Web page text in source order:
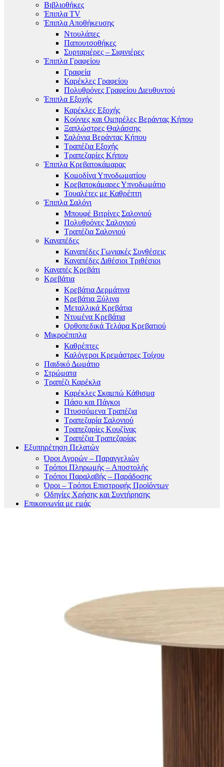
Βιβλιοθήκες
Έπιπλα TV
Έπιπλα Αποθήκευσης
Ντουλάπες
Παπουτσοθήκες
Συρταριέρες – Σιφινιέρες
Έπιπλα Γραφείου
Γραφεία
Καρέκλες Γραφείου
Πολυθρόνες Γραφείου Διευθυντού
Έπιπλα Εξοχής
Καρέκλες Εξοχής
Κούνιες και Ομπρέλες Βεράντας Κήπου
Ξαπλώστρες Θαλάσσης
Σαλόνια Βεράντας Κήπου
Τραπέζια Εξοχής
Τραπεζαρίες Κήπου
Έπιπλα Κρεβατοκάμαρας
Κομοδίνα Υπνοδωματίου
Κρεβατοκάμαρες Υπνοδωμάτιο
Τουαλέτες με Καθρέπτη
Έπιπλα Σαλόνι
Μπουφέ Βιτρίνες Σαλονιού
Πολυθρόνες Σαλονιού
Τραπέζια Σαλονιού
Καναπέδες
Καναπέδες Γωνιακές Συνθέσεις
Καναπέδες Διθέσιοι Τριθέσιοι
Καναπές Κρεβάτι
Κρεβάτια
Κρεβάτια Δερμάτινα
Κρεβάτια Ξύλινα
Μεταλλικά Κρεβάτια
Ντυμένα Κρεβάτια
Ορθοπεδικά Τελάρα Κρεβατιού
Μικροέπιπλα
Καθρέπτες
Καλόγεροι Κρεμάστρες Τοίχου
Παιδικό Δωμάτιο
Στρώματα
Τραπέζι Καρέκλα
Καρέκλες Σκαμπώ Κάθισμα
Πάσο και Πάγκοι
Πτυσσόμενα Τραπέζια
Τραπεζαρία Σαλονιού
Τραπεζαρίες Κουζίνας
Τραπέζια Τραπεζαρίας
Εξυπηρέτηση Πελατών
Όροι Αγορών – Παραγγελιών
Τρόποι Πληρωμής – Αποστολής
Τρόποι Παραλαβής – Παράδοσης
Όροι – Τρόποι Επιστροφής Προϊόντων
Οδηγίες Χρήσης και Συντήρησης
Επικοινωνία με εμάς